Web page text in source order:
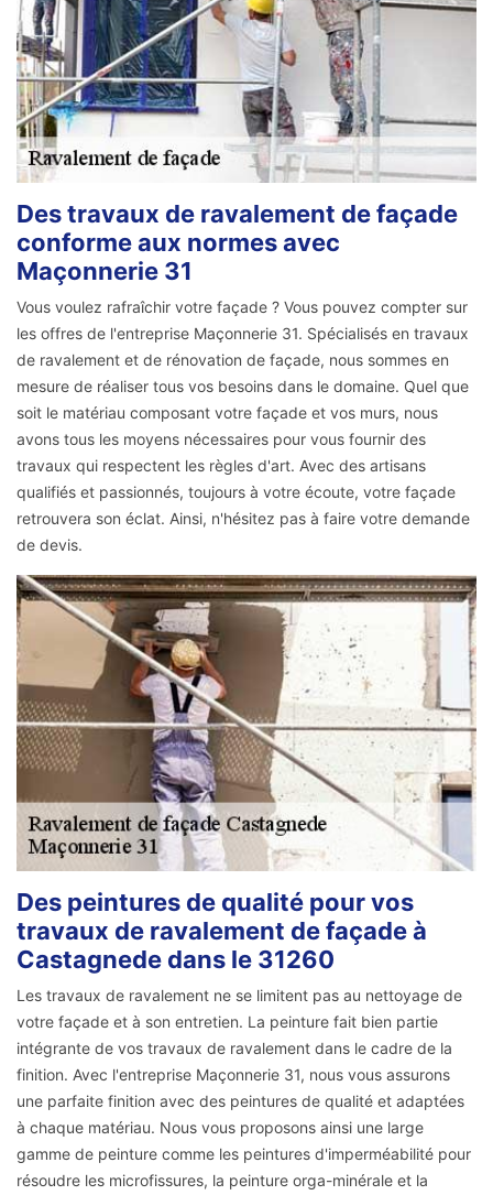
Des travaux de ravalement de façade
conforme aux normes avec
Maçonnerie 31
Vous voulez rafraîchir votre façade ? Vous pouvez compter sur
les offres de l'entreprise Maçonnerie 31. Spécialisés en travaux
de ravalement et de rénovation de façade, nous sommes en
mesure de réaliser tous vos besoins dans le domaine. Quel que
soit le matériau composant votre façade et vos murs, nous
avons tous les moyens nécessaires pour vous fournir des
travaux qui respectent les règles d'art. Avec des artisans
qualifiés et passionnés, toujours à votre écoute, votre façade
retrouvera son éclat. Ainsi, n'hésitez pas à faire votre demande
de devis.
Des peintures de qualité pour vos
travaux de ravalement de façade à
Castagnede dans le 31260
Les travaux de ravalement ne se limitent pas au nettoyage de
votre façade et à son entretien. La peinture fait bien partie
intégrante de vos travaux de ravalement dans le cadre de la
finition. Avec l'entreprise Maçonnerie 31, nous vous assurons
une parfaite finition avec des peintures de qualité et adaptées
à chaque matériau. Nous vous proposons ainsi une large
gamme de peinture comme les peintures d'imperméabilité pour
résoudre les microfissures, la peinture orga-minérale et la